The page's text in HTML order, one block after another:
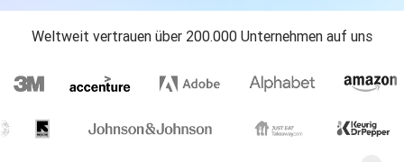
Weltweit vertrauen über 200.000 Unternehmen auf uns